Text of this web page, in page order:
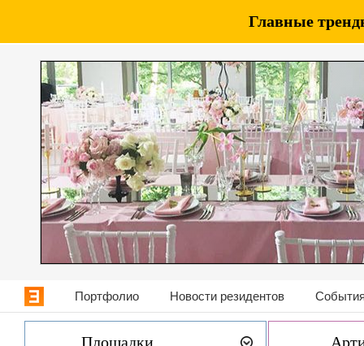
Главные
Портфолио Новости резидентов
Площадки